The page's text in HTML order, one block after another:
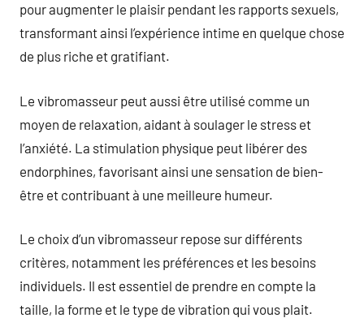
pour augmenter le plaisir pendant les rapports sexuels,
transformant ainsi l’expérience intime en quelque chose
de plus riche et gratifiant.
Le vibromasseur peut aussi être utilisé comme un
moyen de relaxation, aidant à soulager le stress et
l’anxiété. La stimulation physique peut libérer des
endorphines, favorisant ainsi une sensation de bien-
être et contribuant à une meilleure humeur.
Le choix d’un vibromasseur repose sur différents
critères, notamment les préférences et les besoins
individuels. Il est essentiel de prendre en compte la
taille, la forme et le type de vibration qui vous plait.